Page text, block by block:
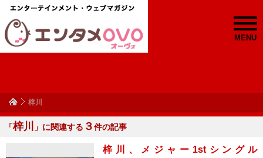
MENU
梓川
「梓川 」に関連する ３件の記事
梓川、メジャー1stシングル